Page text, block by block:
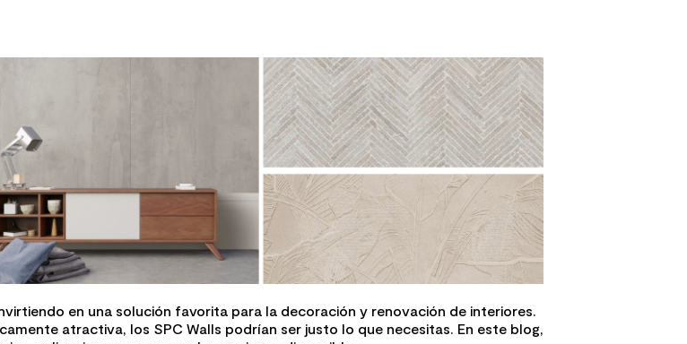
en una solución favorita para la decoración y renovación de interiores.
atractiva, los SPC Walls podrían ser justo lo que necesitas. En este blog,